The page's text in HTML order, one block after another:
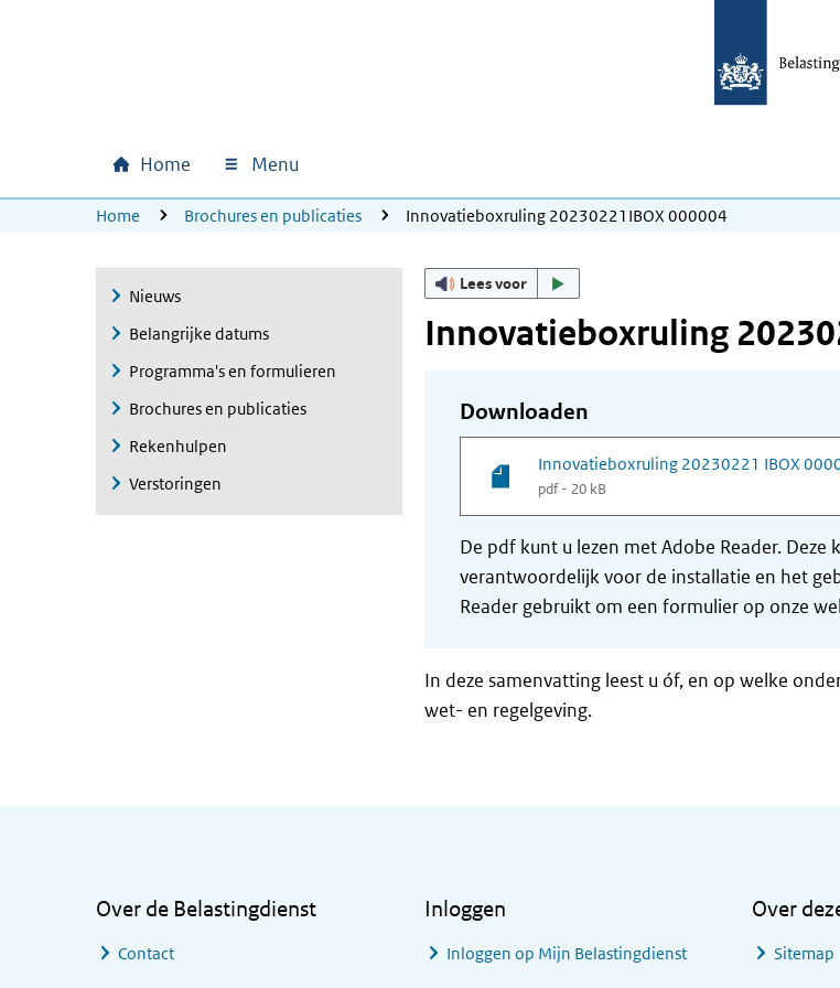
Hoofdnavigatie
Home Menu
U bevindt zich hier:
Home Brochures en publicaties Innovatieboxruling 20230221IBOX 000004
Nieuws
Belangrijke datums
Programma's en formulieren
Brochures en publicaties
Rekenhulpen
Verstoringen
Lees voor
Innovatieboxruling
Downloaden
Innovatieboxruling 20230221 IBOX
pdf - 20 kB
De pdf kunt u lezen met Adobe Reader.
verantwoordelijk voor de installatie en het
Reader gebruikt om een formulier op onze
In deze samenvatting leest u óf, en op welke
wet- en regelgeving.
Over de Belastingdienst
Contact
Inloggen
Inloggen op Mijn Belastingdienst
Over
Sitemap